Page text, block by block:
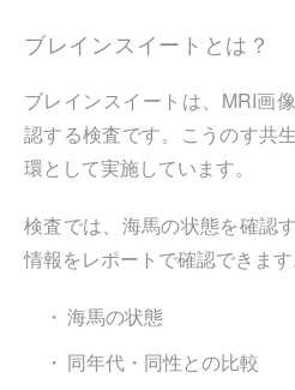
ブレインスイートとは？
ブレインスイートは、MRI画
認する検査です。こうのす共
環として実施しています。
検査では、海馬の状態を確認
情報をレポートで確認できます
海馬の状態
同年代・同性との比較